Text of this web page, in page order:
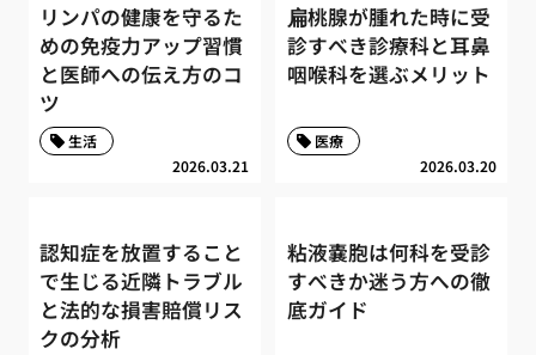
リンパの健康を守るた
めの免疫力アップ習慣
と医師への伝え方のコ
ツ
2026.03.21
生活
扁桃腺が腫れた時に受
診すべき診療科と耳鼻
咽喉科を選ぶメリット
2026.03.20
医療
認知症を放置すること
で生じる近隣トラブル
と法的な損害賠償リス
クの分析
粘液嚢胞は何科を受診
すべきか迷う方への徹
底ガイド